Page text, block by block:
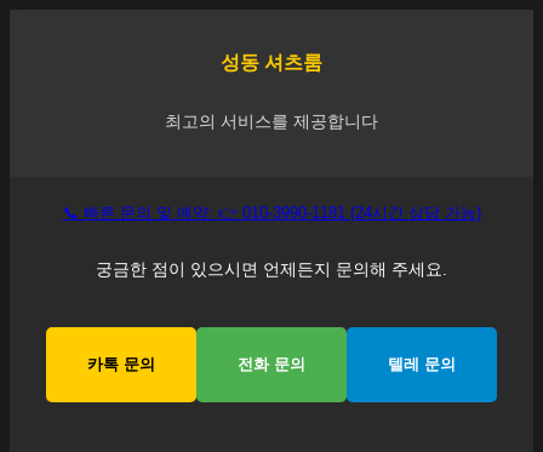
성동 셔츠룸
최고의 서비스를 제공합니다
📞 빠른 문의 및 예약: 👉 010-3990-1181 (24시간 상담 가능)
궁금한 점이 있으시면 언제든지 문의해 주세요.
카톡 문의 전화 문의 텔레 문의